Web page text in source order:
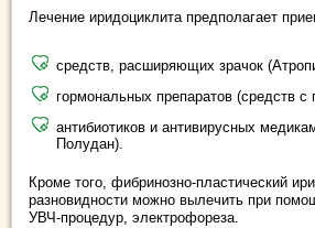
Лечение иридоциклита предполагает
средств, расширяющих зрачок
гормональных препаратов (средств с
антибиотиков и антивирусных
Полудан).
Кроме того, фибринозно-пластический
разновидности можно вылечить при
УВЧ-процедур, электрофореза.